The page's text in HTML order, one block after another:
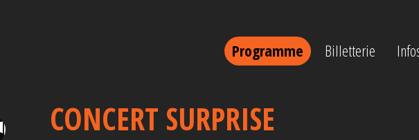
Programme Billetterie
CONCERT SURPRISE